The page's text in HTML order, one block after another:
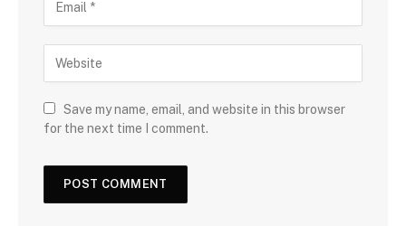
Save my name, email, and website in this browser
for the next time I comment.